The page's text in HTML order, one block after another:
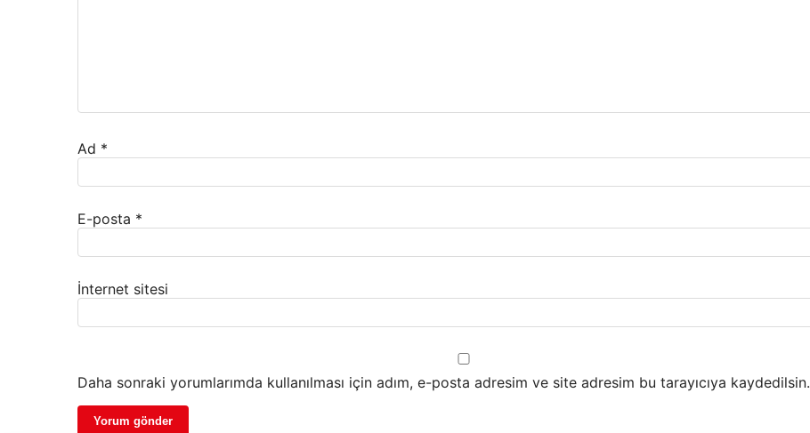
Ad *
E-posta *
İnternet sitesi
Daha sonraki yorumlarımda kullanılması için adım, e-posta adresim ve site adresim bu tarayıcıya kaydedilsin.